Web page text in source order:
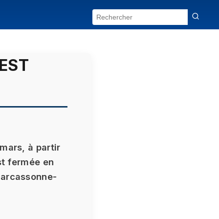
à partir
fermée en